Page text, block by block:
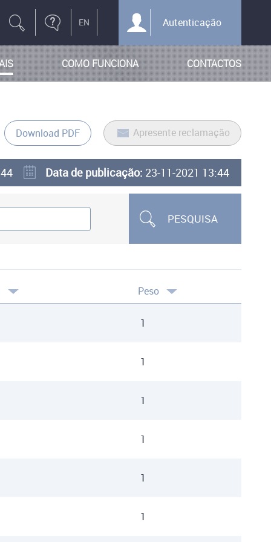
Autenticação
COMO FUNCIONA CONTACTOS
Apresente reclamação
Download PDF
Data de publicação: 23-11-2021 13:44
PESQUISA
Peso
1
1
1
1
1
1